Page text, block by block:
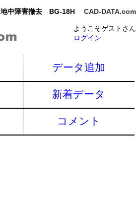
地中障害撤去 BG-18H CAD-DATA.com
ようこそゲストさん
ログイン
データ追加
新着データ
コメント